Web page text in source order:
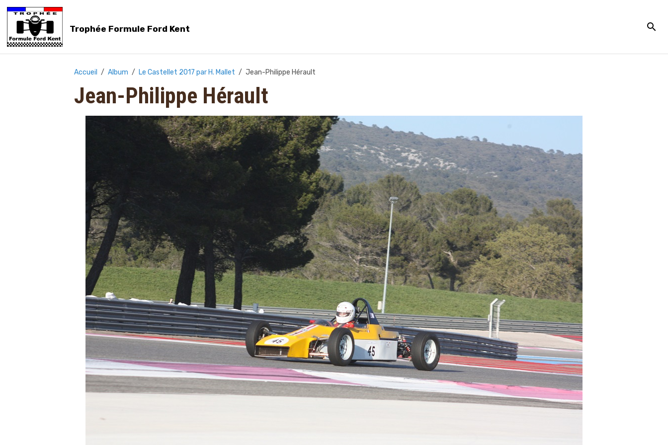
Trophée Formule Ford Kent
Accueil Album Le Castellet 2017 par H. Mallet Jean-Philippe Hérault
Jean-Philippe Hérault